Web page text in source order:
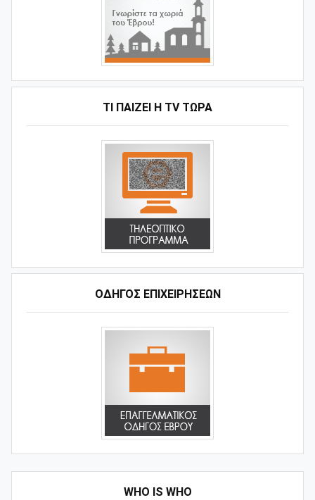
ΤΙ ΠΑΊΖΕΙ Η ΤV ΤΏΡΑ
ΟΔΗΓΌΣ ΕΠΙΧΕΙΡΉΣΕΩΝ
WHO IS WHO